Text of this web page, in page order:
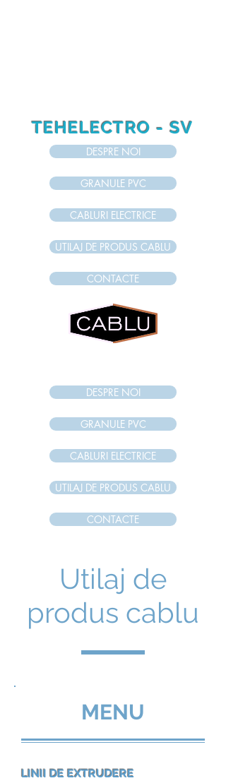
TEHELECTRO - SV
DESPRE NOI
GRANULE PVC
CABLURI ELECTRICE
UTILAJ DE PRODUS CABLU
CONTACTE
DESPRE NOI
GRANULE PVC
CABLURI ELECTRICE
UTILAJ DE PRODUS CABLU
CONTACTE
Utilaj de
produs cablu
MENU
LINII DE EXTRUDERE